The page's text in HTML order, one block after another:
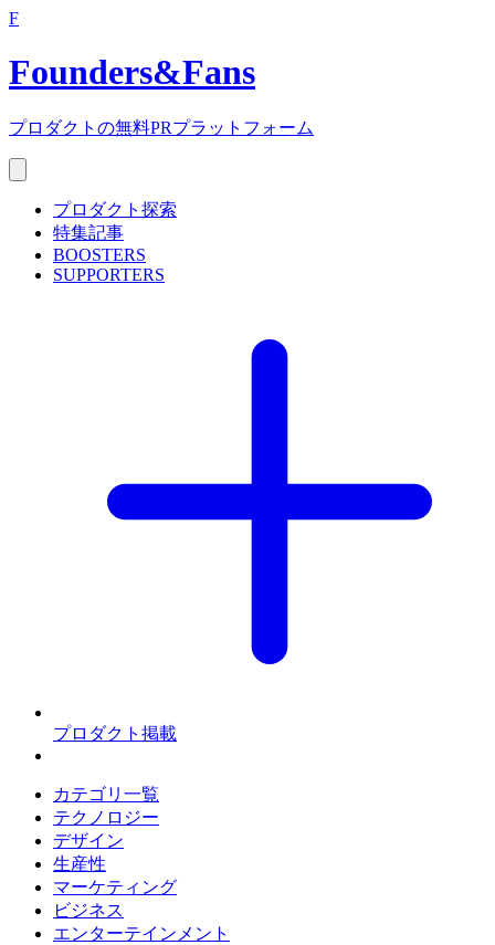
F
Founders&Fans
プロダクトの無料PRプラットフォーム
プロダクト探索
特集記事
BOOSTERS
SUPPORTERS
プロダクト掲載
カテゴリ一覧
テクノロジー
デザイン
生産性
マーケティング
ビジネス
エンターテインメント